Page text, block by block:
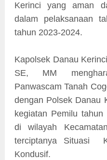
Kerinci yang aman
dalam pelaksanaan
tahun 2023-2024.
Kapolsek Danau
SE, MM
Panwascam Tanah
dengan Polsek Danau
kegiatan Pemilu
di wilayah
terciptanya Situasi
Kondusif.